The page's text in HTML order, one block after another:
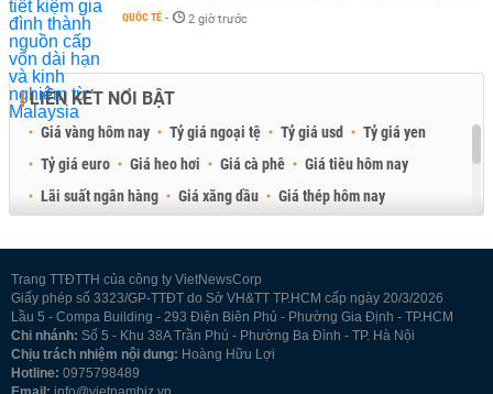
QUỐC TẾ - 2 giờ trước
LIÊN KẾT NỔI BẬT
Giá vàng hôm nay Tỷ giá ngoại tệ Tỷ giá usd
Tỷ giá yen
Tỷ giá euro
Giá heo hơi Giá cà phê
Giá tiêu hôm nay
Lãi suất ngân hàng
Giá xăng dầu
Giá thép hôm nay
Trang TTĐTTH của công ty VietNewsCorp
Giấy phép số 3323/GP-TTĐT do Sở VH&TT TP.HCM cấp ngày 20/3/2026
Lầu 5 - Compa Building - 293 Điện Biên Phủ - Phường Gia Định - TP.HCM
Chi nhánh: Số 5 - Khu 38A Trần Phú - Phường Ba Đình - TP. Hà Nội
Chịu trách nhiệm nội dung: Hoàng Hữu Lợi
Hotline: 0975798489